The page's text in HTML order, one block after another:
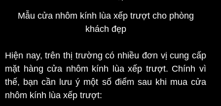
Mẫu cửa nhôm kính lùa xếp trượt cho phòng
khách đẹp
Hiện nay, trên thị trường có nhiều đơn vị cung cấp
mặt hàng cửa nhôm kính lùa xếp trượt. Chính vì
thế, bạn cần lưu ý một số điểm sau khi mua cửa
nhôm kính lùa xếp trượt: